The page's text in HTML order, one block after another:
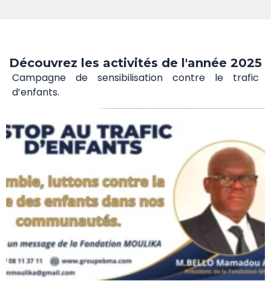
Découvrez les activités de l'année 2025
Campagne de sensibilisation contre le trafic
d’enfants.